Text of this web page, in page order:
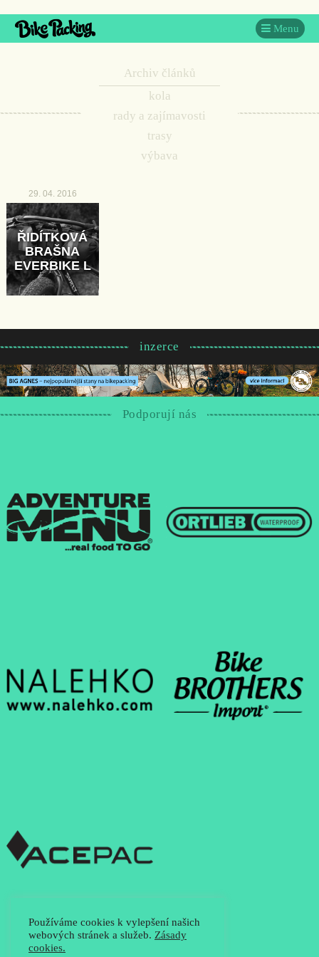
Menu
Archiv článků
kola
rady a zajímavosti
trasy
výbava
29. 04. 2016
ŘIDÍTKOVÁ
BRAŠNA
EVERBIKE L
inzerce
Podporují nás
Používáme cookies k vylepšení našich
webových stránek a služeb. Zásady
cookies.